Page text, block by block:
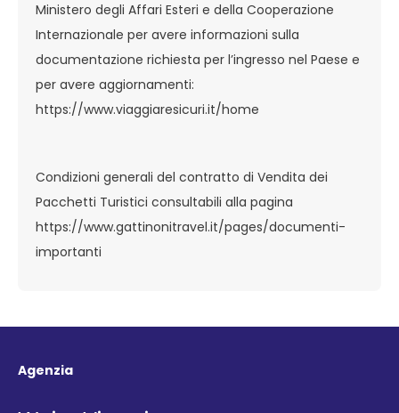
Ministero degli Affari Esteri e della Cooperazione
Internazionale per avere informazioni sulla
documentazione richiesta per l’ingresso nel Paese e
per avere aggiornamenti:
https://www.viaggiaresicuri.it/home
Condizioni generali del contratto di Vendita dei
Pacchetti Turistici consultabili alla pagina
https://www.gattinonitravel.it/pages/documenti-
importanti
Agenzia